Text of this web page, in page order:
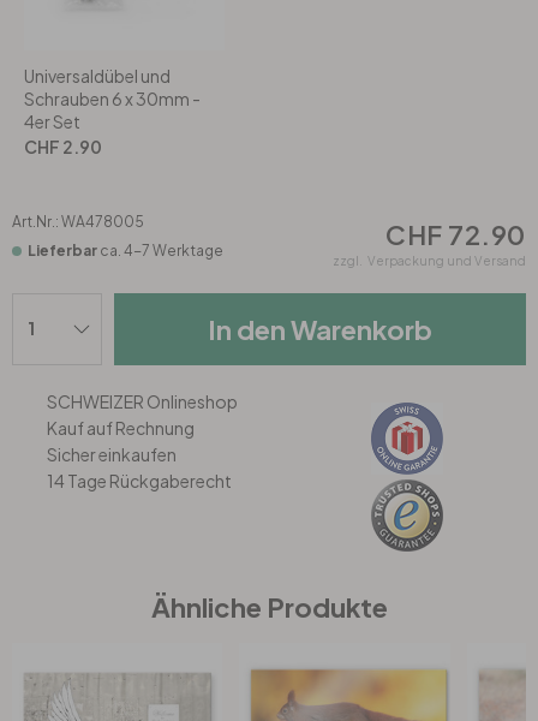
Wohnzimmer
Schlafzimmer
Jugendzimmer
Bad
Flur
Wohnzimmer
Schlafzimmer
Küche
Flur
Tapeten Grün
Tapeten Pink & Rosa
Wohnzimmer
Schlafzimmer
Kinderzimmer
Bad
Universaldübel und
Schrauben 6 x 30mm -
4er Set
CHF 2.90
Art.Nr.: WA478005
Lieferbar ca. 4-7 Werktage CHF 72.90
zzgl. Verpackung und Versand
In den Warenkorb
SCHWEIZER Onlineshop
Kauf auf Rechnung
Sicher einkaufen
14 Tage Rückgaberecht
Ähnliche Produkte